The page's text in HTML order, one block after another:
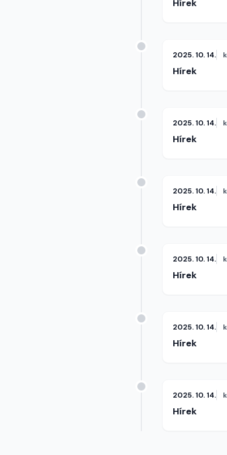
Hírek
2025. 10. 14.
Hírek
2025. 10. 14.
Hírek
2025. 10. 14.
Hírek
2025. 10. 14.
Hírek
2025. 10. 14.
Hírek
2025. 10. 14.
Hírek